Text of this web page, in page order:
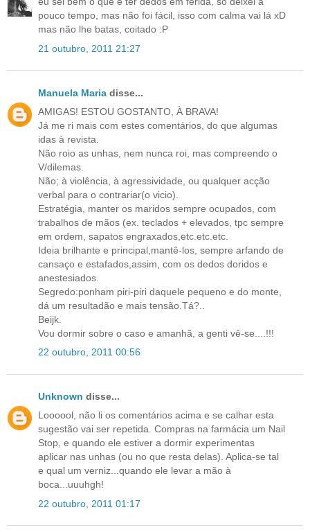
pouco tempo, mas não foi fácil, isso com calma vai lá xD
mas não lhe batas, coitado :P
21 outubro, 2011 21:27
Manuela Maria disse...
AMIGAS! ESTOU GOSTANTO, À BRAVA!
Já me ri mais com estes comentários, do que algumas
idas à revista.
Não roio as unhas, nem nunca roi, mas compreendo o
V/dilemas.
Não; à violência, à agressividade, ou qualquer acção
verbal para o contrariar(o vicio).
Estratégia, manter os maridos sempre ocupados, com
trabalhos de mãos (ex. teclados + elevados, tpc sempre
em ordem, sapatos engraxados,etc.etc.etc.
Ideia brilhante e principal,mantê-los, sempre arfando de
cansaço e estafados,assim, com os dedos doridos e
anestesiados.
Segredo:ponham piri-piri daquele pequeno e do monte,
dá um resultadão e mais tensão.Tá?..
Beijk.
Vou dormir sobre o caso e amanhã, a genti vê-se....!!!
22 outubro, 2011 00:56
Unknown disse...
Loooool, não li os comentários acima e se calhar esta
sugestão vai ser repetida. Compras na farmácia um Nail
Stop, e quando ele estiver a dormir experimentas
aplicar nas unhas (ou no que resta delas). Aplica-se tal
e qual um verniz...quando ele levar a mão à
boca...uuuhgh!
22 outubro, 2011 01:17